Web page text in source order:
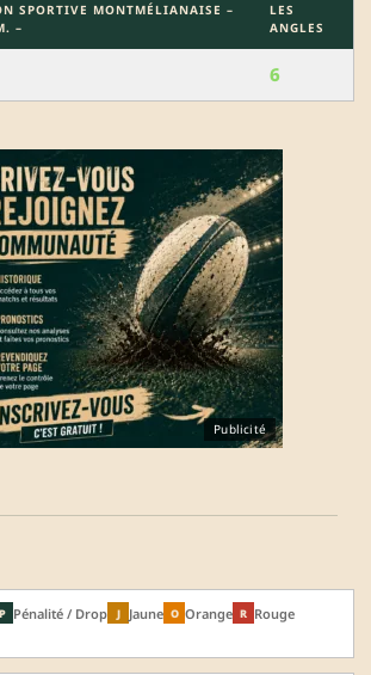
SPORTIVE MONTMÉLIANAISE –
–
LES
ANGLES
6
Publicité
P Pénalité / Drop J Jaune O Orange R Rouge